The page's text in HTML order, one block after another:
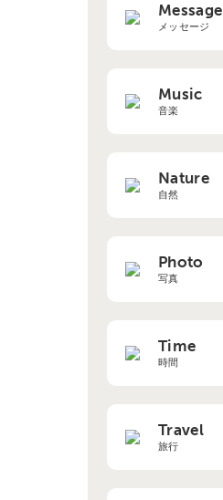
Message
メッセージ
Music
音楽
Nature
自然
Photo
写真
Time
時間
Travel
旅行